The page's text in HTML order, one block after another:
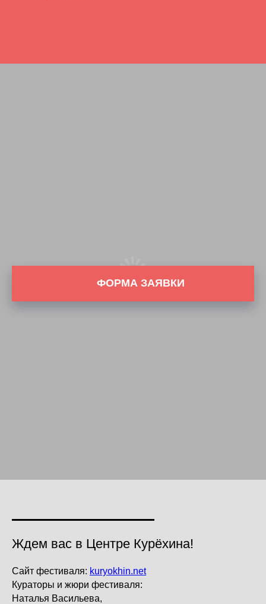
ФОРМА ЗАЯВКИ
Ждем вас в Центре Курёхина!
Сайт фестиваля: kuryokhin.net
Кураторы и жюри фестиваля:
Наталья Васильева,